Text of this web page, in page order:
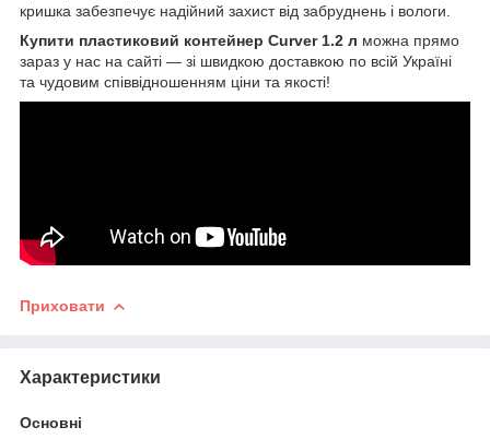
кришка забезпечує надійний захист від забруднень і вологи.
Купити пластиковий контейнер Curver 1.2 л можна прямо
зараз у нас на сайті — зі швидкою доставкою по всій Україні
та чудовим співвідношенням ціни та якості!
Приховати
Характеристики
Основні